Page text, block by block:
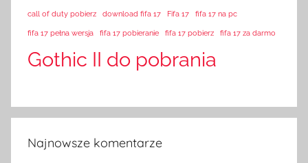
call of duty pobierz download fifa 17 Fifa 17 fifa 17 na pc
fifa 17 pełna wersja fifa 17 pobieranie fifa 17 pobierz fifa 17 za darmo
Gothic II do pobrania
Najnowsze komentarze